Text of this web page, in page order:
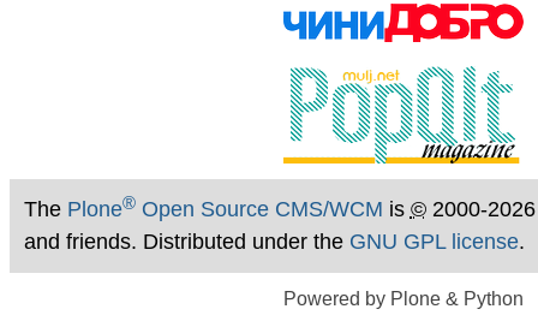
The Plone®Open Source CMS/WCM is ©2000-
and friends. Distributed under the GNU GPL license.
Powered by Plone & Python